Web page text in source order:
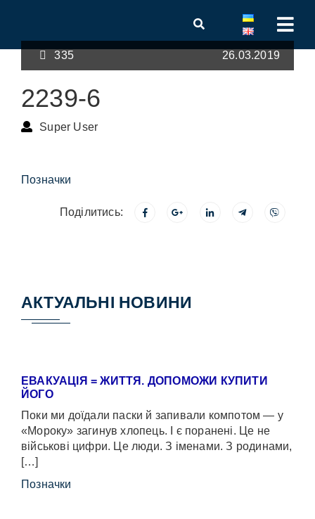
335 26.03.2019
2239-6
Super User
Позначки
Поділитись:
АКТУАЛЬНІ НОВИНИ
ЕВАКУАЦІЯ = ЖИТТЯ. ДОПОМОЖИ КУПИТИ
ЙОГО
Поки ми доїдали паски й запивали компотом — у
«Мороку» загинув хлопець. І є поранені. Це не
військові цифри. Це люди. З іменами. З родинами,
[…]
Позначки